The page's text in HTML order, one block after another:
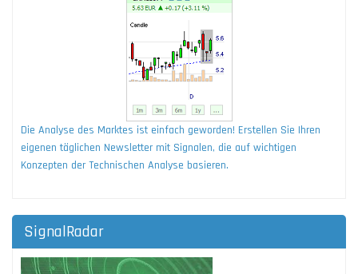
Die Analyse des Marktes ist einfach geworden! Erstellen Sie Ihren
eigenen täglichen Newsletter mit Signalen, die auf wichtigen
Konzepten der Technischen Analyse basieren.
SignalRadar